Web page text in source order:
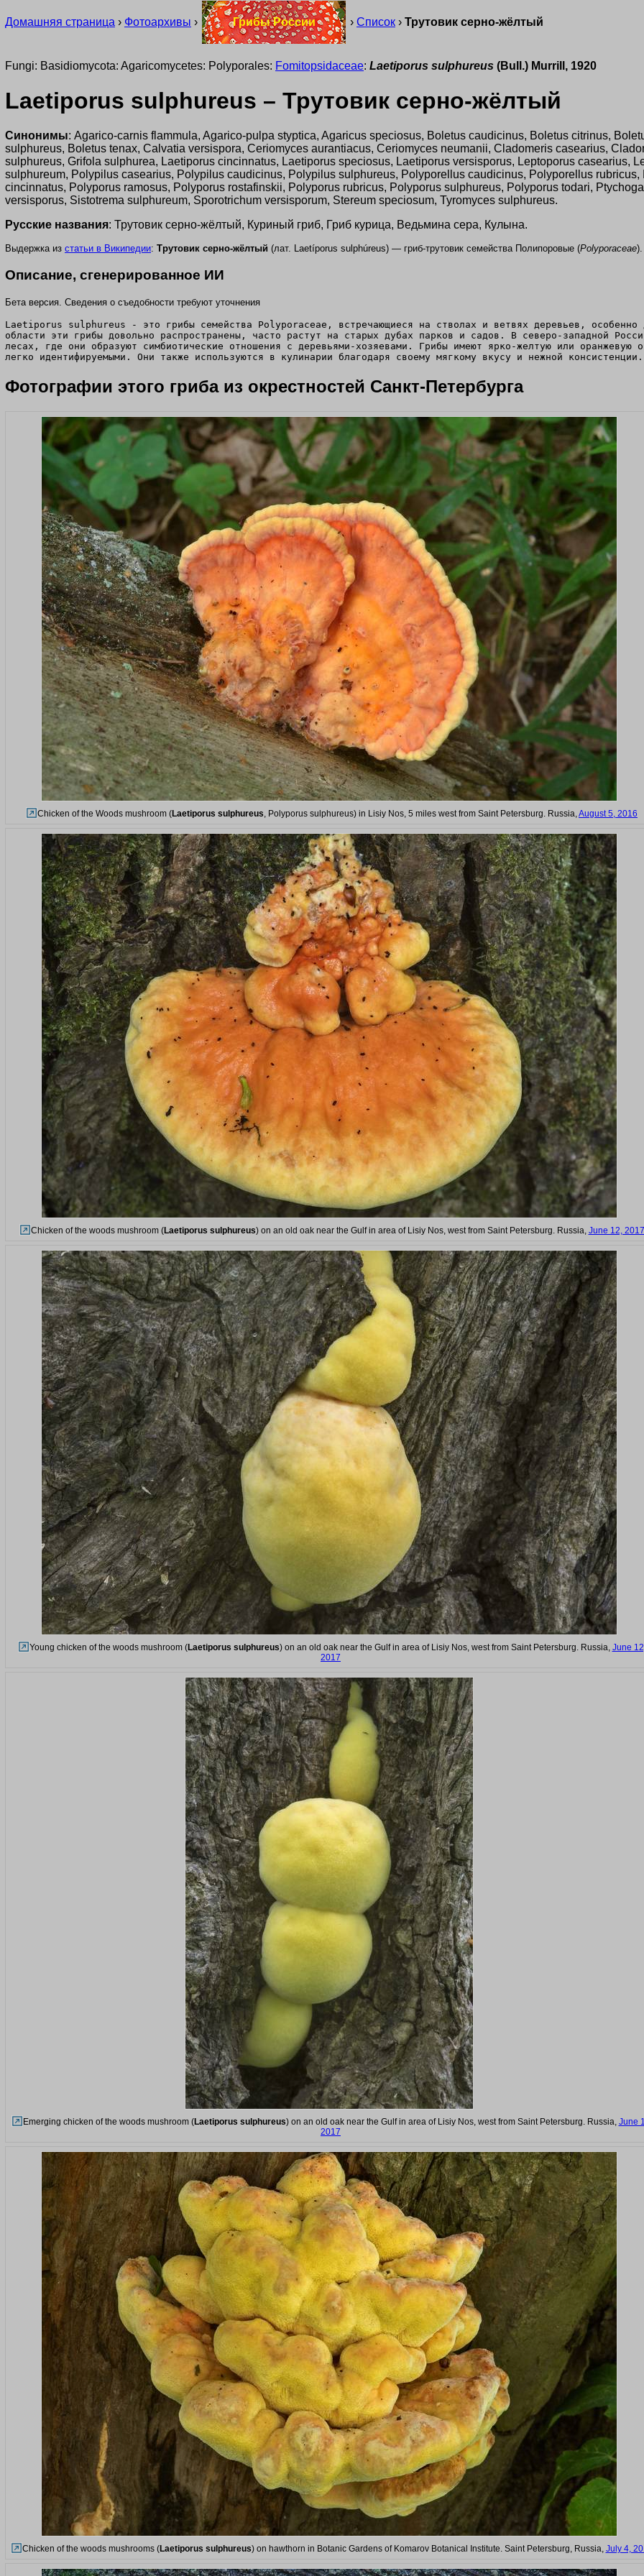
Домашняя страница › Фотоархивы › Грибы России › Список › Трутовик серно-жёлтый
Fungi: Basidiomycota: Agaricomycetes: Polyporales: Fomitopsidaceae: Laetiporus sulphureus (Bull.) Murrill, 1920
Laetiporus sulphureus – Трутовик серно-жёлтый
Синонимы: Agarico-carnis flammula, Agarico-pulpa styptica, Agaricus speciosus, Boletus caudicinus, Boletus citrinus,
sulphureus, Boletus tenax, Calvatia versispora, Ceriomyces aurantiacus, Ceriomyces neumanii, Cladomeris casearius,
sulphureus, Grifola sulphurea, Laetiporus cincinnatus, Laetiporus speciosus, Laetiporus versisporus, Leptoporus casearius,
sulphureum, Polypilus casearius, Polypilus caudicinus, Polypilus sulphureus, Polyporellus caudicinus, Polyporellus
cincinnatus, Polyporus ramosus, Polyporus rostafinskii, Polyporus rubricus, Polyporus sulphureus, Polyporus todari,
versisporus, Sistotrema sulphureum, Sporotrichum versisporum, Stereum speciosum, Tyromyces sulphureus.
Русские названия: Трутовик серно-жёлтый, Куриный гриб, Гриб курица, Ведьмина сера, Кулына.
Выдержка из статьи в Википедии: Трутовик серно-жёлтый (лат. Laetíporus sulphúreus) — гриб-трутовик семейства Полипоровые (Polyporaceae
Описание, сгенерированное ИИ
Бета версия. Сведения о съедобности требуют уточнения
Laetiporus sulphureus - это грибы семейства Polyporaceae, встречающиеся на стволах и ветвях деревьев, особенно
области эти грибы довольно распространены, часто растут на старых дубах парков и садов. В северо-западной
лесах, где они образуют симбиотические отношения с деревьями-хозяевами. Грибы имеют ярко-желтую или
легко идентифируемыми. Они также используются в кулинарии благодаря своему мягкому вкусу и нежной консистенции.
Фотографии этого гриба из окрестностей Санкт-Петербурга
Chicken of the Woods mushroom (Laetiporus sulphureus , Polyporus sulphureus) in Lisiy Nos, 5 miles west from Saint Petersburg. Russia, August 5, 2016
Chicken of the woods mushroom (Laetiporus sulphureus) on an old oak near the Gulf in area of Lisiy Nos, west from Saint Petersburg. Russia, June 12, 2017
Young chicken of the woods mushroom (Laetiporus sulphureus) on an old oak near the Gulf in area of Lisiy Nos, west from Saint Petersburg. Russia, June
2017
Emerging chicken of the woods mushroom (Laetiporus sulphureus) on an old oak near the Gulf in area of Lisiy Nos, west from Saint Petersburg. Russia, June
2017
Chicken of the woods mushrooms (Laetiporus sulphureus) on hawthorn in Botanic Gardens of Komarov Botanical Institute. Saint Petersburg, Russia, July 4,